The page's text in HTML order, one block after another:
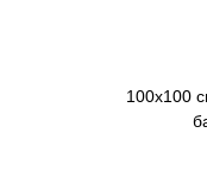
100х100